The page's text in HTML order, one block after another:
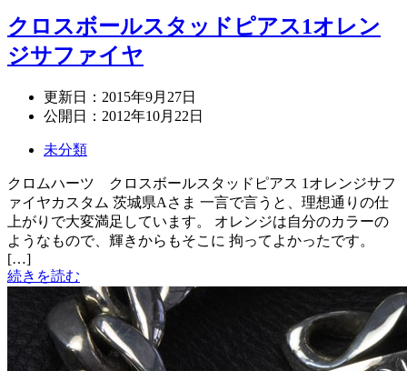
クロスボールスタッドピアス1オレン
ジサファイヤ
更新日： 2015年9月27日
公開日： 2012年10月22日
未分類
クロムハーツ クロスボールスタッドピアス 1オレンジサフ
ァイヤカスタム 茨城県Aさま 一言で言うと、理想通りの仕
上がりで大変満足しています。 オレンジは自分のカラーの
ようなもので、輝きからもそこに 拘ってよかったです。
[…]
続きを読む